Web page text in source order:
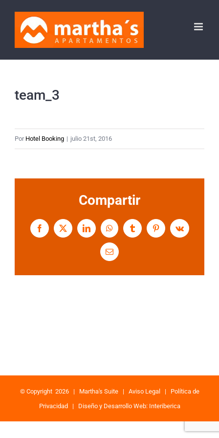
contenido
team_3
Por Hotel Booking | julio 21st, 2016
Compartir
Facebook
X LinkedInWhatsAppTumblr PinterestVk
Correo
electrónico
© Copyright 2026 | Martha's Suite| Aviso Legal | Política de
Privacidad | Diseño y Desarrollo Web: Interiberica